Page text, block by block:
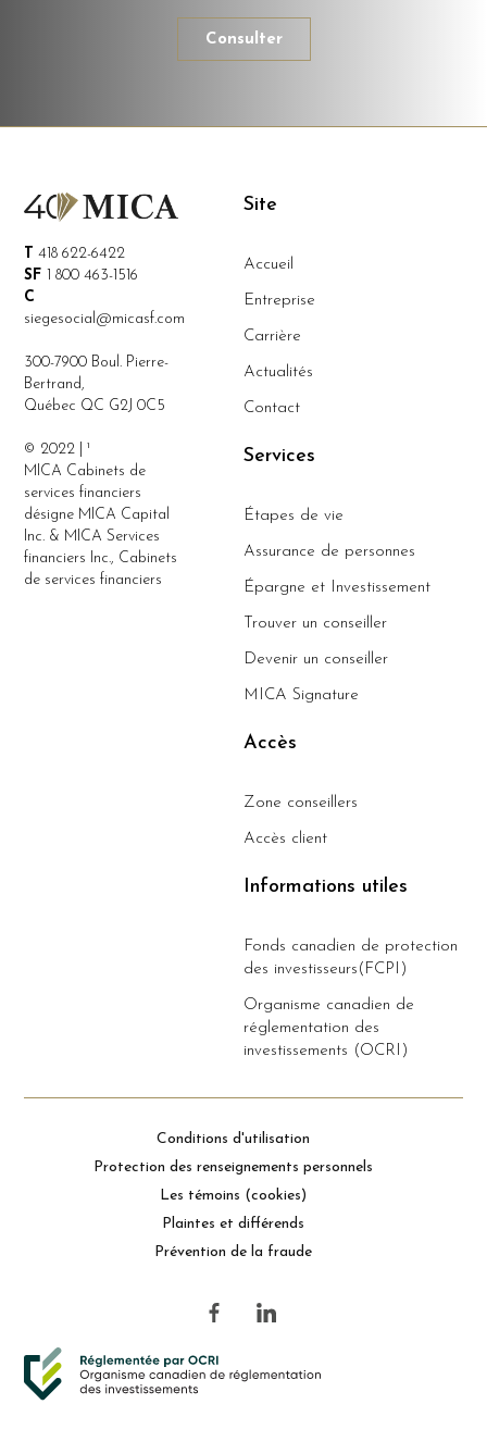
Consulter
T 418 622-6422
SF 1 800 463-1516
C
siegesocial@micasf.com
300-7900 Boul. Pierre-
Bertrand,
Québec QC G2J 0C5
© 2022 | ¹
MICA Cabinets de
services financiers
désigne MICA Capital
Inc. & MICA Services
financiers Inc., Cabinets
de services financiers
Site
Accueil
Entreprise
Carrière
Actualités
Contact
Services
Étapes de vie
Assurance de personnes
Épargne et Investissement
Trouver un conseiller
Devenir un conseiller
MICA Signature
Accès
Zone conseillers
Accès client
Informations utiles
Fonds canadien de protection
des investisseurs(FCPI)
Organisme canadien de
réglementation des
investissements (OCRI)
Conditions d'utilisation
Protection des renseignements personnels
Les témoins (cookies)
Plaintes et différends
Prévention de la fraude